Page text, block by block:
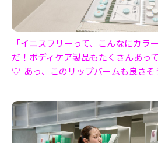
「イニスフリーって、こんなにカラ
だ！ボディケア製品もたくさんあっ
♡ あっ、このリップバームも良さそ